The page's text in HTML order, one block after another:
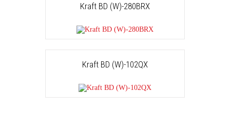
Kraft BD (W)-280BRX
Kraft BD (W)-102QX